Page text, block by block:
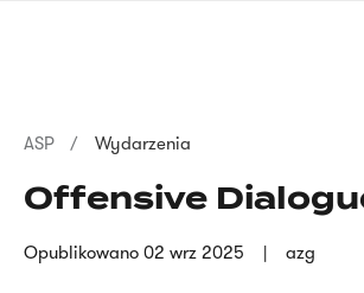
Ścieżka
nawigacyjna
ASP Wydarzenia
Offensive
Opublikowano 02 wrz 2025 azg